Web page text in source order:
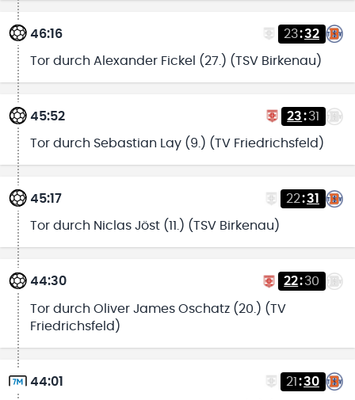
46:16 23:32
Tor durch Alexander Fickel (27.) (TSV Birkenau)
45:52 23:31
Tor durch Sebastian Lay (9.) (TV Friedrichsfeld)
45:17 22:31
Tor durch Niclas Jöst (11.) (TSV Birkenau)
44:30 22:30
Tor durch Oliver James Oschatz (20.) (TV
Friedrichsfeld)
44:01 21:30